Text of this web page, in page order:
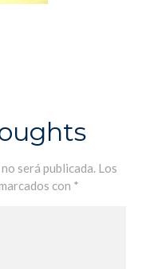
será publicada. Los
con *